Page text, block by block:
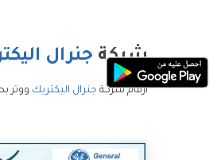
شركة جنرال
ارقام شركة جنرال اليكتريك ووتر